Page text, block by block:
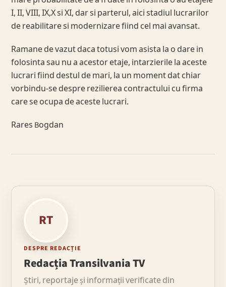
I, II, VIII, IX,X si XI, dar si parterul, aici stadiul lucrarilor
de reabilitare si modernizare fiind cel mai avansat.
Ramane de vazut daca totusi vom asista la o dare in
folosinta sau nu a acestor etaje, intarzierile la aceste
lucrari fiind destul de mari, la un moment dat chiar
vorbindu-se despre rezilierea contractului cu firma
care se ocupa de aceste lucrari.
Rares Bogdan
RT
DESPRE REDACȚIE
Redacția Transilvania TV
Știri, reportaje și informații verificate din